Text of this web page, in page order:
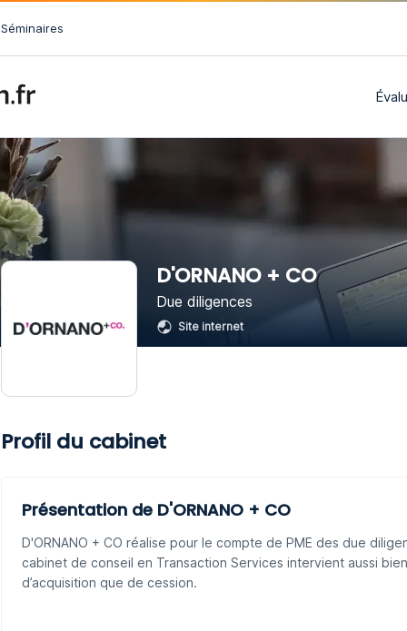
Séminaires
D'ORNANO + CO
Due diligences
Site internet
Profil du cabinet
Présentation de D'ORNANO + CO
D'ORNANO + CO réalise pour le compte de PME des due
cabinet de conseil en Transaction Services intervient aussi
d’acquisition que de cession.